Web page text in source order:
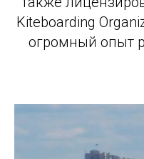
Kiteboarding
огромный опыт